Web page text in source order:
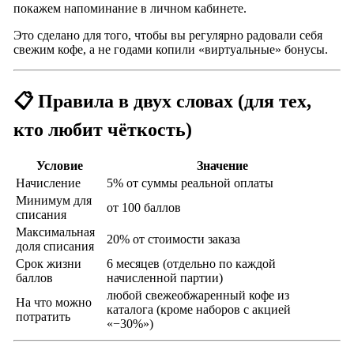
покажем напоминание в личном кабинете.
Это сделано для того, чтобы вы регулярно радовали себя
свежим кофе, а не годами копили «виртуальные» бонусы.
📋 Правила в двух словах (для тех,
кто любит чёткость)
Условие
Значение
Начисление
5% от суммы реальной оплаты
Минимум для
списания
от 100 баллов
Максимальная
доля списания
20% от стоимости заказа
Срок жизни
баллов
6 месяцев (отдельно по каждой
начисленной партии)
На что можно
потратить
любой свежеобжаренный кофе из
каталога (кроме наборов с акцией
«−30%»)